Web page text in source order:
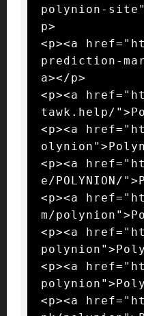
polynion-
p>
<p><a
prediction-
a></p>
<p><a
tawk.help/
<p><a
<p><a
e/POLYNION/
<p><a
m/
<p><a
<p><a
<p><a